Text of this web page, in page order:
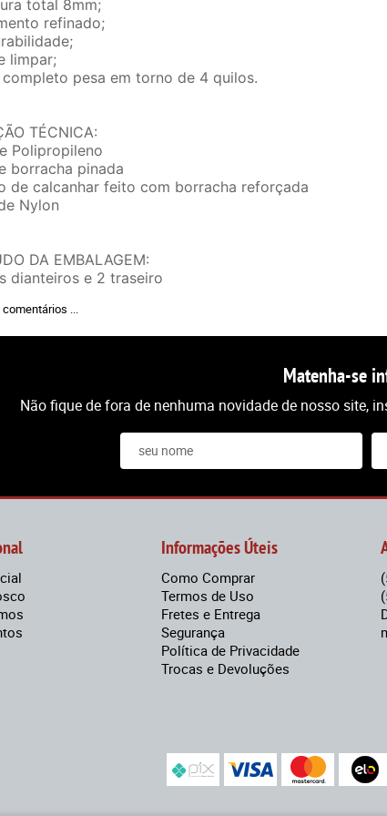
total 8mm;
refinado;
limpar;
pesa em torno de 4 quilos.
TÉCNICA:
Polipropileno
borracha pinada
de calcanhar feito com borracha reforçada
Nylon
DA EMBALAGEM:
dianteiros e 2 traseiro
...
Matenha-se
Não fique de fora de nenhuma novidade de nosso site,
Informações Úteis
Como Comprar
Termos de Uso
Fretes e Entrega
Segurança
Política de Privacidade
Trocas e Devoluções